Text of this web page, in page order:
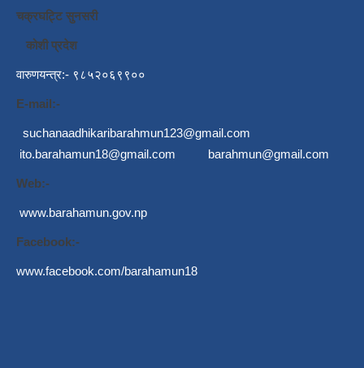
चक्रघट्टि सुनसरी
कोशी प्रदेश
वारुणयन्त्र:- ९८५२०६९९००
E-mail:-
suchanaadhikaribarahmun123@gmail.com
ito.barahamun18@gmail.com
barahmun@gmail.com
Web:-
www.barahamun.gov.np
Facebook:-
www.facebook.com/barahamun18